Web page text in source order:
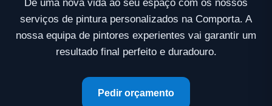
Dê uma nova vida ao seu espaço com os nossos
serviços de pintura personalizados na Comporta. A
nossa equipa de pintores experientes vai garantir um
resultado final perfeito e duradouro.
Pedir orçamento